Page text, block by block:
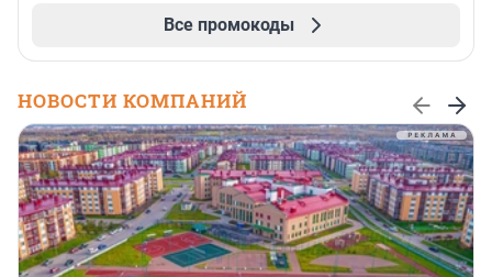
Все промокоды
НОВОСТИ КОМПАНИЙ